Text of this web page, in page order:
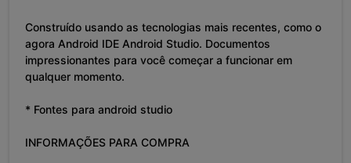
Construído usando as tecnologias mais recentes, como o
agora Android IDE Android Studio. Documentos
impressionantes para você começar a funcionar em
qualquer momento.
* Fontes para android studio
INFORMAÇÕES PARA COMPRA